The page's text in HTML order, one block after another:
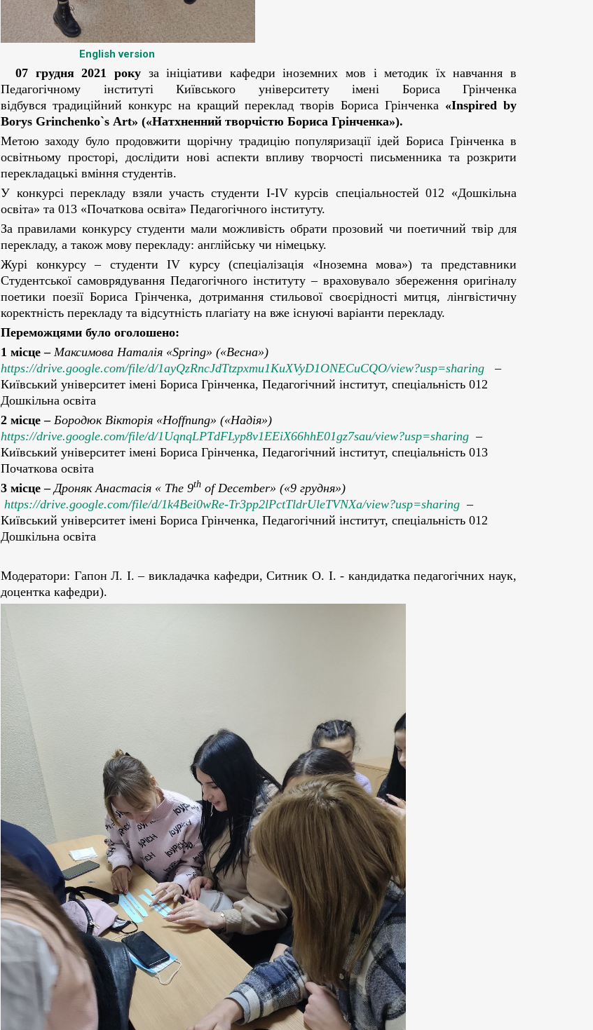
English version
07 грудня 2021 року за ініціативи кафедри іноземних мов і методик їх навчання в
Педагогічному інституті Київського університету імені Бориса Грінченка
відбувся традиційний конкурс на кращий переклад творів Бориса Грінченка «Inspired by
Borys Grinchenko`s Аrt» («Натхненний творчістю Бориса Грінченка»).
Метою заходу було продовжити щорічну традицію популяризації ідей Бориса Грінченка в
освітньому просторі, дослідити нові аспекти впливу творчості письменника та розкрити
перекладацькі вміння студентів.
У конкурсі перекладу взяли участь студенти І-ІV курсів спеціальностей 012 «Дошкільна
освіта» та 013 «Початкова освіта» Педагогічного інституту.
За правилами конкурсу студенти мали можливість обрати прозовий чи поетичний твір для
перекладу, а також мову перекладу: англійську чи німецьку.
Журі конкурсу – студенти IV курсу (спеціалізація «Іноземна мова») та представники
Студентської самоврядування Педагогічного інституту – враховувало збереження оригіналу
поетики поезії Бориса Грінченка, дотримання стильової своєрідності митця, лінгвістичну
коректність перекладу та відсутність плагіату на вже існуючі варіанти перекладу.
Переможцями було оголошено:
1 місце – Максимова Наталія «Spring» («Весна»)
https://drive.google.com/file/d/1ayQzRncJdTtzpxmu1KuXVyD1ONECuCQO/view?usp=sharing –
Київський університет імені Бориса Грінченка, Педагогічний інститут, спеціальність 012
Дошкільна освіта
2 місце – Бородюк Вікторія «Hoffnung» («Надія»)
https://drive.google.com/file/d/1UqnqLPTdFLyp8v1EEiX66hhE01gz7sau/view?usp=sharing –
Київський університет імені Бориса Грінченка, Педагогічний інститут, спеціальність 013
Початкова освіта
3 місце –Дроняк Анастасія « The 9th of December» («9 грудня»)
https://drive.google.com/file/d/1k4Bei0wRe-Tr3pp2lPctTldrUleTVNXa/view?usp=sharing –
Київський університет імені Бориса Грінченка, Педагогічний інститут, спеціальність 012
Дошкільна освіта
Модератори: Гапон Л. І. – викладачка кафедри, Ситник О. І. - кандидатка педагогічних наук,
доцентка кафедри).